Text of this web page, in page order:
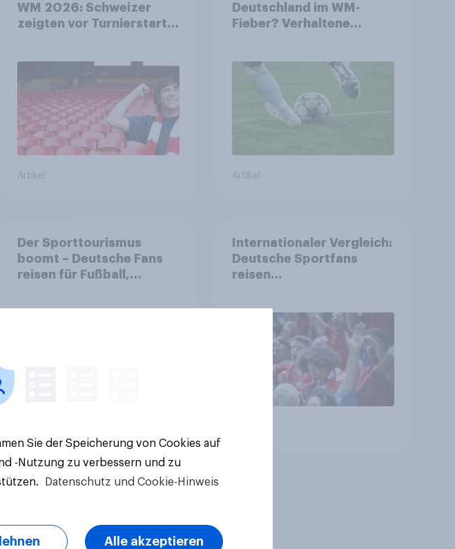
WM 2026: Schweizer
zeigten vor Turnierstart
Artikel
Deutschland im WM-
Fieber? Verhaltene
Weltmeisterschaft
Artikel
Der Sporttourismus
boomt – Deutsche Fans
reisen für Fußball,
Großevents
Internationaler Vergleich:
Deutsche Sportfans
reisen
häufig zu Sport-
Veranstaltungen
Sie der Speicherung von Cookies auf
-Nutzung zu verbessern und zu
Datenschutz und Cookie-Hinweis
Alle akzeptieren